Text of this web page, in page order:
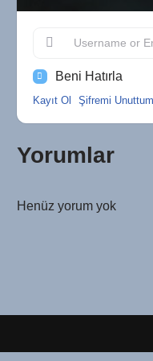
Beni Hatırla
Kayıt Ol Şifremi Unuttum
Yorumlar
Henüz yorum yok